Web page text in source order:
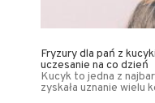
Fryzury dla pań z
uczesanie na co dzień
Kucyk to jedna z
zyskała uznanie wielu